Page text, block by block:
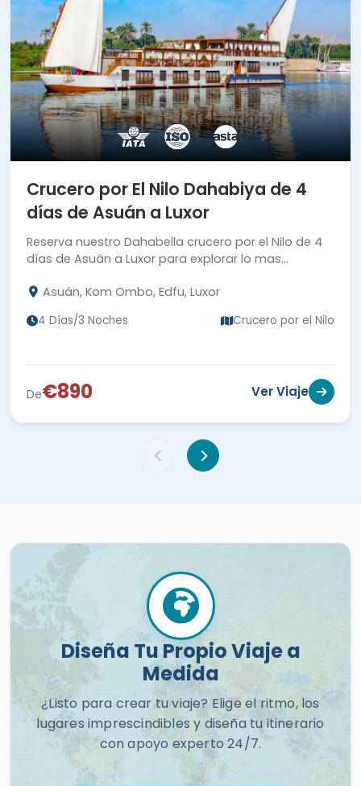
Crucero por El Nilo Dahabiya de 4
días de Asuán a Luxor
Reserva nuestro Dahabella crucero por el Nilo de 4
días de Asuán a Luxor para explorar lo mas
Luxor.Asuán, Kom Ombo, Edfu, Luxor
4 Días/3 Noches Crucero por el Nilo
De€890 Ver Viaje
Diseña Tu Propio Viaje a
Medida
¿Listo para crear tu viaje? Elige el ritmo, los
lugares imprescindibles y diseña tu itinerario
con apoyo experto 24/7.